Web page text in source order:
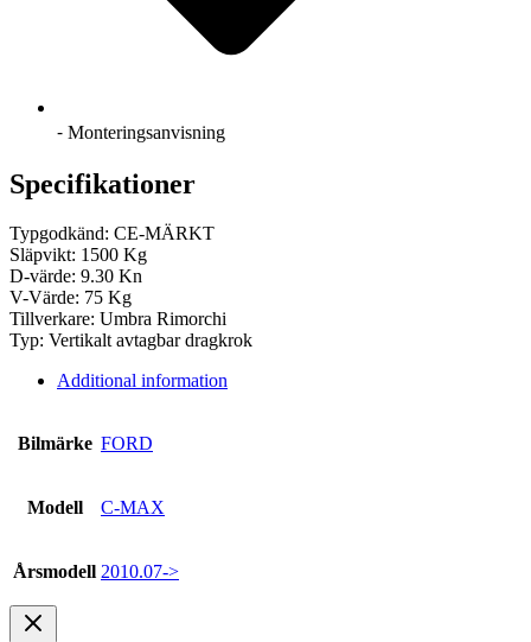
⁃ Monteringsanvisning
Specifikationer
Typgodkänd: CE-MÄRKT
Släpvikt: 1500 Kg
D-värde: 9.30 Kn
V-Värde: 75 Kg
Tillverkare: Umbra Rimorchi
Typ: Vertikalt avtagbar dragkrok
Additional information
Bilmärke FORD
Modell C-MAX
Årsmodell 2010.07->